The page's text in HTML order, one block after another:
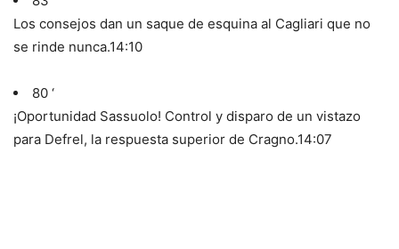
Los consejos dan un saque de esquina al Cagliari que no
se rinde nunca.14:10
80 ‘
¡Oportunidad Sassuolo! Control y disparo de un vistazo
para Defrel, la respuesta superior de Cragno.14:07